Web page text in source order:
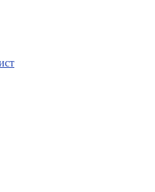
область
за контактування з